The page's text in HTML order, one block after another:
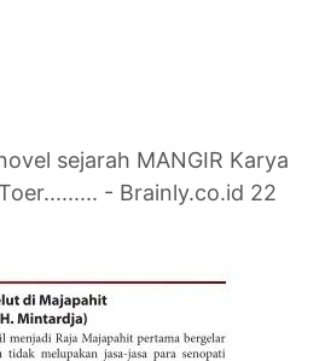
sejarah MANGIR Karya
- Brainly.co.id 22